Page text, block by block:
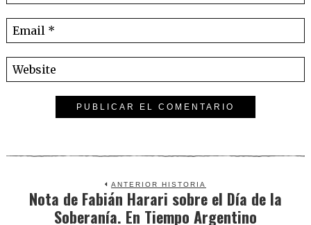
ANTERIOR HISTORIA
Previous
post:
Nota de Fabián Harari sobre el Día de la
Soberanía. En Tiempo Argentino